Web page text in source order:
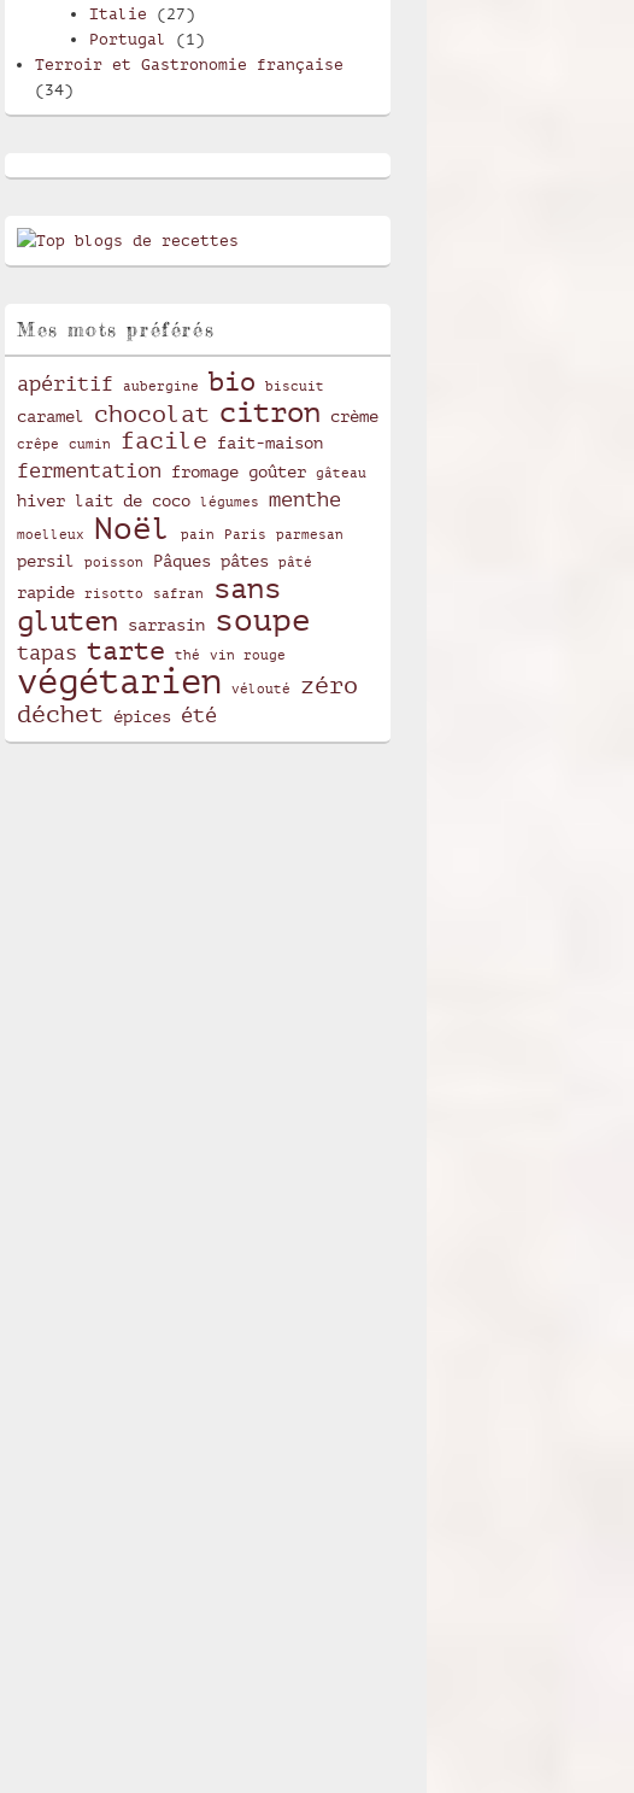
Italie (27)
Portugal
(1)
Terroir et Gastronomie française
(34)
Mes mots préférés
apéritif aubergine bio biscuit
caramel chocolat citron crème
crêpe cumin facile fait-maison
fermentation fromage goûter gâteau
hiver lait de coco légumes menthe
moelleux Noël pain Paris parmesan
persil poisson Pâques pâtes pâté
rapide risotto safran
sans
gluten
sarrasin soupe
tapas tarte thé vin rouge
végétarien vélouté
zéro
déchet
épices été